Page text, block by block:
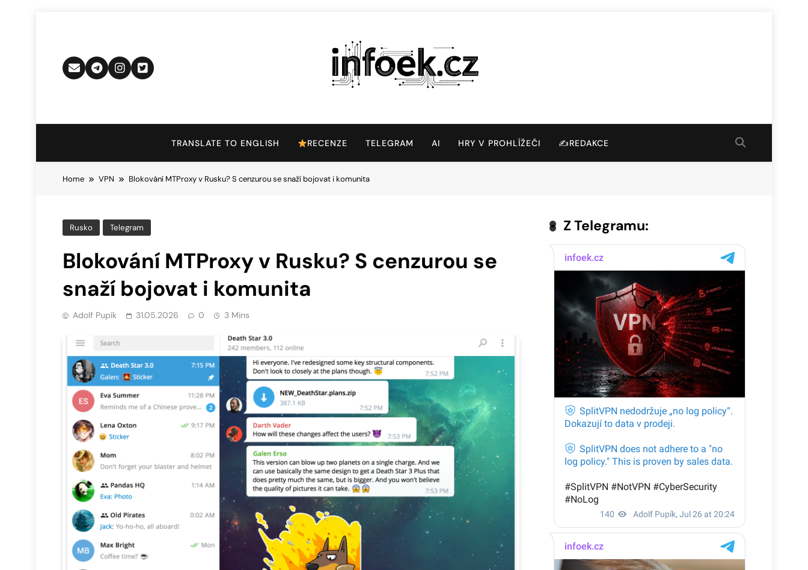
Infoek.cz
TRANSLATE TO ENGLISH RECENZE TELEGRAM AI HRY V PROHLÍŽEČI ✍️REDAKCE
Home VPN Blokování MTProxy v Rusku? S cenzurou se snaží bojovat i komunita
Rusko Telegram
Blokování MTProxy v Rusku? S cenzurou se
snaží bojovat i komunita
Adolf Pupík 31.05.2026 0 3 Mins
Z Telegramu: